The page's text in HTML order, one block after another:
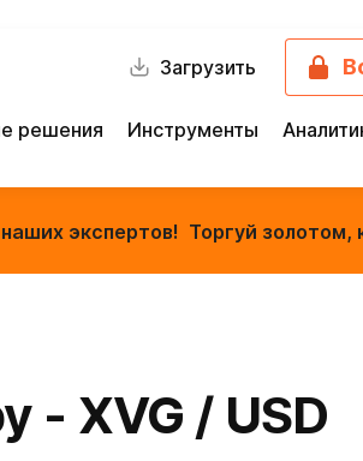
Загрузить
решения Инструменты
экспертов! Торгуй золотом,
- XVG / USD